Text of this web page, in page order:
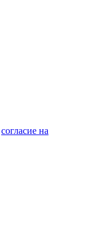
согласие на